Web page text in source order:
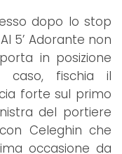
dopo lo stop
5’ Adorante non
in posizione
caso, fischia il
forte sul primo
del portiere
Celeghin che
occasione da